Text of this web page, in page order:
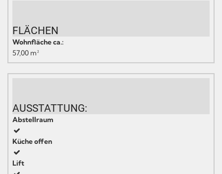
FLÄCHEN
Wohnfläche ca.:
57,00 m²
AUSSTATTUNG:
Abstellraum
Küche offen
Lift